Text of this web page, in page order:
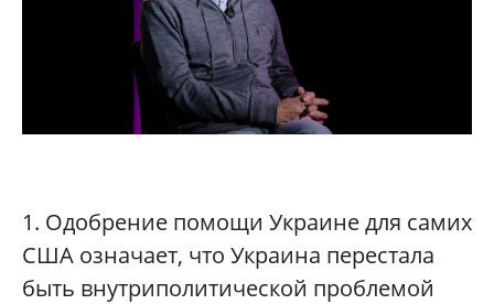
1. Одобрение помощи Украине для самих
США означает, что Украина перестала
быть внутриполитической проблемой